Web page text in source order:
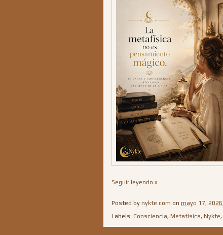
Seguir leyendo »
Posted by nykte.com on mayo 17, 2026
Labels: Consciencia, Metafísica, Nykte,